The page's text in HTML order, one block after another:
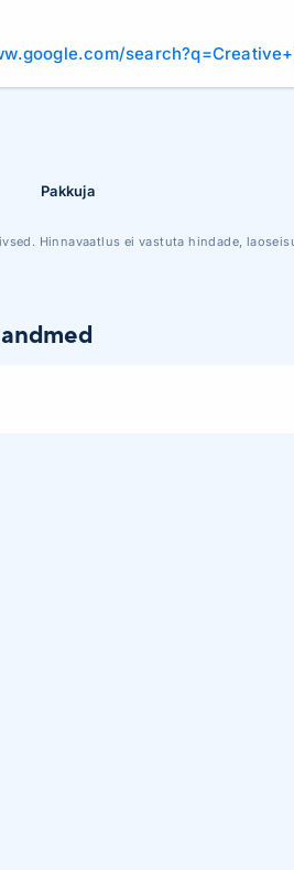
Pakkuja
Hinnavaatlus ei vastuta hindade,